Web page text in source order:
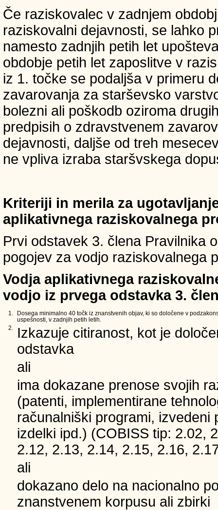
Če raziskovalec v zadnjem
raziskovalni dejavnosti, se lahko
namesto zadnjih petih let
obdobje petih let zaposlitve v
iz 1. točke se podaljša v primeru
zavarovanja za starševsko
bolezni ali poškodb oziroma
predpisih o zdravstvenem
dejavnosti, daljše od treh
ne vpliva izraba staršvskega
Kriteriji in merila za
aplikativnega raziskovalnega
Prvi odstavek 3. člena Pravilnika
pogojev za vodjo raziskovalnega
Vodja aplikativnega
vodjo iz prvega odstavka 3.
1.
Dosega minimalno 40 točk iz znanstvenih objav, ki so določene v
uspešnosti, v zadnjih petih letih.
2.
Izkazuje citiranost, kot je
odstavka
ali
ima dokazane prenose svojih
(patenti, implementirane
računalniški programi, izvedeni
izdelki ipd.) (COBISS tip: 2.02,
2.12, 2.13, 2.14, 2.15, 2.16,
ali
dokazano delo na nacionalno
znanstvenem korpusu ali zbirki